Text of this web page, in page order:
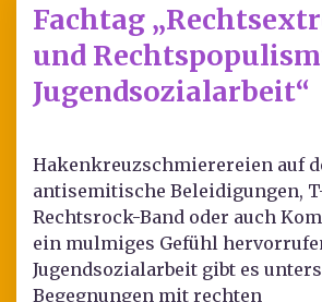
Fachtag
und
Jugendsozialarbeit“
Hakenkreuzschmierereien auf
antisemitische Beleidigungen,
Rechtsrock-Band oder auch
ein mulmiges Gefühl
Jugendsozialarbeit gibt es
Begegnungen mit rechten